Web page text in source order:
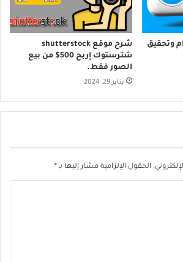
وتحقيق
شرح موقع shutterstock
شترستوك إربح 500$ من بيع
الصور فقط.
يناير 29, 2024
الحقول الإلزامية مشار إليها بـ *